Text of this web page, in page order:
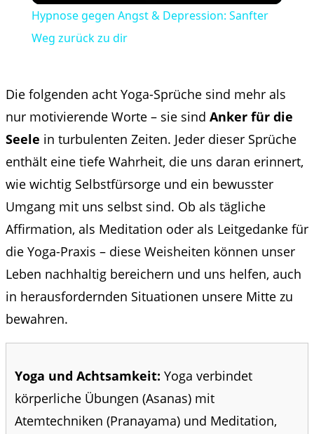
Hypnose gegen Angst & Depression: Sanfter
Weg zurück zu dir
Die folgenden acht Yoga-Sprüche sind mehr als
nur motivierende Worte – sie sind Anker für die
Seele in turbulenten Zeiten. Jeder dieser Sprüche
enthält eine tiefe Wahrheit, die uns daran erinnert,
wie wichtig Selbstfürsorge und ein bewusster
Umgang mit uns selbst sind. Ob als tägliche
Affirmation, als Meditation oder als Leitgedanke für
die Yoga-Praxis – diese Weisheiten können unser
Leben nachhaltig bereichern und uns helfen, auch
in herausfordernden Situationen unsere Mitte zu
bewahren.
Yoga und Achtsamkeit: Yoga verbindet
körperliche Übungen (Asanas) mit
Atemtechniken (Pranayama) und Meditation,